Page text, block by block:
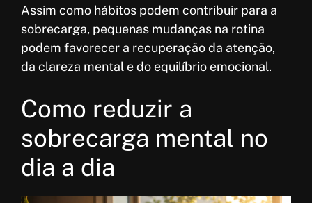
Assim como hábitos podem contribuir para a
sobrecarga, pequenas mudanças na rotina
podem favorecer a recuperação da atenção,
da clareza mental e do equilíbrio emocional.
Como reduzir a
sobrecarga mental no
dia a dia